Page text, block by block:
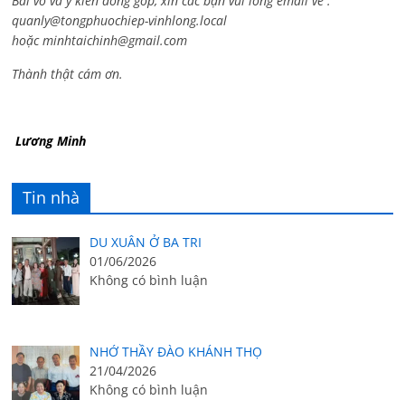
quanly@tongphuochiep-vinhlong.local
hoặcminhtaichinh@gmail.com
Thành thật cám ơn.
Lương Minh
Tin nhà
DU XUÂN Ở BA TRI
01/06/2026
Không có bình luận
NHỚ THẦY ĐÀO KHÁNH THỌ
21/04/2026
Không có bình luận